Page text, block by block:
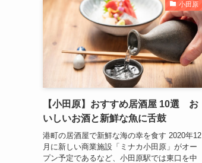
小田原
【小田原】おすすめ居酒屋 10選 お
いしいお酒と新鮮な魚に舌鼓
港町の居酒屋で新鮮な海の幸を食す 2020年12
月に新しい商業施設「ミナカ小田原」がオー
プン予定であるなど、小田原駅では東口を中